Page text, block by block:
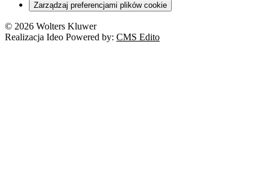
Zarządzaj preferencjami plików cookie
© 2026 Wolters Kluwer
Realizacja Ideo Powered by: CMS Edito